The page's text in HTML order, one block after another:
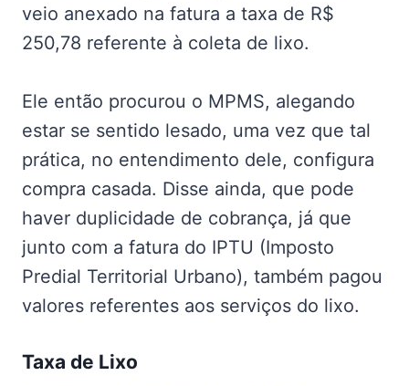
veio anexado na fatura a taxa de R$
250,78 referente à coleta de lixo.
Ele então procurou o MPMS, alegando
estar se sentido lesado, uma vez que tal
prática, no entendimento dele, configura
compra casada. Disse ainda, que pode
haver duplicidade de cobrança, já que
junto com a fatura do IPTU (Imposto
Predial Territorial Urbano), também pagou
valores referentes aos serviços do lixo.
Taxa de Lixo